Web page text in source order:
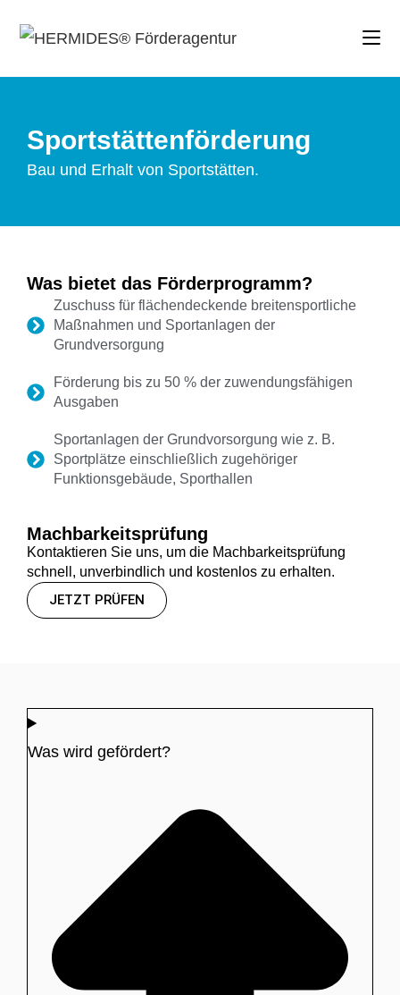
Sportstättenförderung
Bau und Erhalt von Sportstätten.
Was bietet das Förderprogramm?
Zuschuss für flächendeckende breitensportliche
Maßnahmen und Sportanlagen der
Grundversorgung
Förderung bis zu 50 % der zuwendungsfähigen
Ausgaben
Sportanlagen der Grundvorsorgung wie z. B.
Sportplätze einschließlich zugehöriger
Funktionsgebäude, Sporthallen​​​​​
Machbarkeitsprüfung
Kontaktieren Sie uns, um die Machbarkeitsprüfung
schnell, unverbindlich und kostenlos zu erhalten.
JETZT PRÜFEN
Was wird gefördert?